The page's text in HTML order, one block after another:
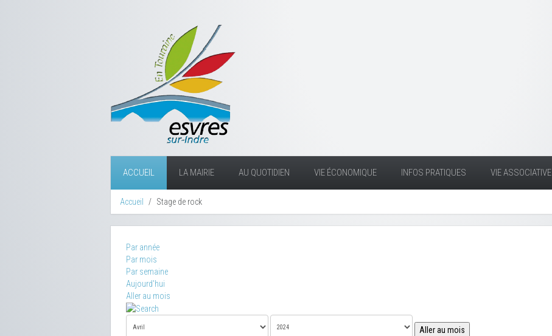
ACCUEIL LA MAIRIE AU QUOTIDIEN VIE ÉCONOMIQUE INFOS PRATIQUES VIE ASSOCIATIVE
Accueil Stage de rock
Par année
Par mois
Par semaine
Aujourd'hui
Aller au mois
Aller au mois